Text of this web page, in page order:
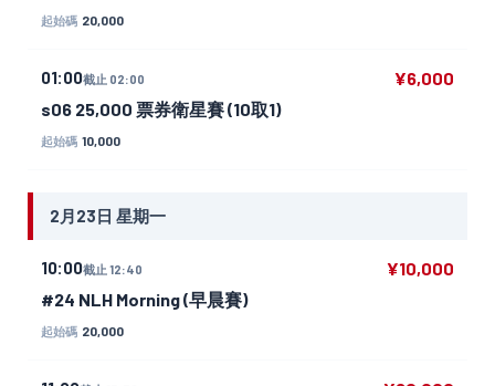
起始碼 20,000
01:00截止 02:00
s06 25,000 票券衛星賽 (10取1)
起始碼 10,000
¥6,000
2月23日 星期一
10:00截止 12:40
#24 NLH Morning (早晨賽)
起始碼 20,000
¥10,000